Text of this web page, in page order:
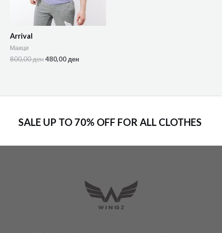
Arrival
Маици
800,00ден480,00ден
SALE UP TO 70% OFF FOR ALL CLOTHES